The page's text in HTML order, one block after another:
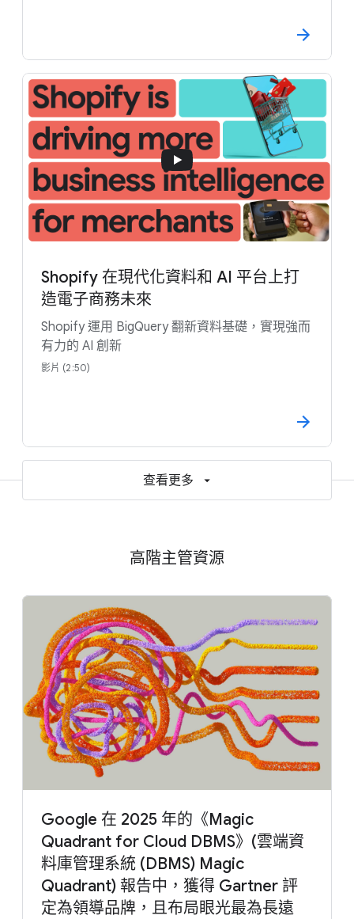
Shopify 在現代化資料和 AI 平台上打
造電子商務未來
Shopify 運用 BigQuery 翻新資料基礎，實現強而
有力的 AI 創新
影片 (2:50)
查看更多
高階主管資源
Google 在 2025 年的《Magic
Quadrant for Cloud DBMS》(雲端資
料庫管理系統 (DBMS) Magic
Quadrant) 報告中，獲得 Gartner 評
定為領導品牌，且布局眼光最為長遠